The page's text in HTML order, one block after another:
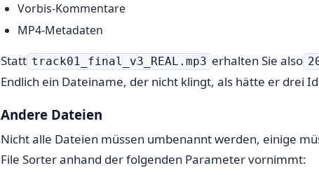
Vorbis-Kommentare
MP4-Metadaten
Statt track01_final_v3_REAL.mp3 erhalten Sie also
Endlich ein Dateiname, der nicht klingt, als hätte er drei
Andere Dateien
Nicht alle Dateien müssen umbenannt werden, einige
File Sorter anhand der folgenden Parameter vornimmt: